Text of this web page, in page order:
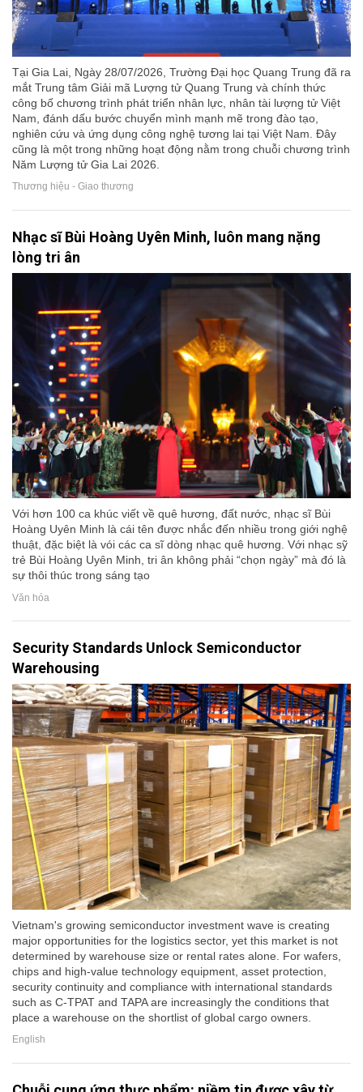
Tại Gia Lai, Ngày 28/07/2026, Trường Đại học Quang Trung đã ra
mắt Trung tâm Giải mã Lượng tử Quang Trung và chính thức
công bố chương trình phát triển nhân lực, nhân tài lượng tử Việt
Nam, đánh dấu bước chuyển mình mạnh mẽ trong đào tạo,
nghiên cứu và ứng dụng công nghệ tương lai tại Việt Nam. Đây
cũng là một trong những hoạt động nằm trong chuỗi chương trình
Năm Lượng tử Gia Lai 2026.
Thương hiệu - Giao thương
Nhạc sĩ Bùi Hoàng Uyên Minh, luôn mang nặng
lòng tri ân
Với hơn 100 ca khúc viết về quê hương, đất nước, nhạc sĩ Bùi
Hoàng Uyên Minh là cái tên được nhắc đến nhiều trong giới nghệ
thuật, đặc biệt là vói các ca sĩ dòng nhạc quê hương. Với nhạc sỹ
trẻ Bùi Hoàng Uyên Minh, tri ân không phải “chọn ngày” mà đó là
sự thôi thúc trong sáng tạo
Văn hóa
Security Standards Unlock Semiconductor
Warehousing
Vietnam's growing semiconductor investment wave is creating
major opportunities for the logistics sector, yet this market is not
determined by warehouse size or rental rates alone. For wafers,
chips and high-value technology equipment, asset protection,
security continuity and compliance with international standards
such as C-TPAT and TAPA are increasingly the conditions that
place a warehouse on the shortlist of global cargo owners.
English